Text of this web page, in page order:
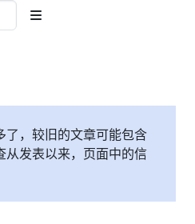
了，较旧的文章可能包含
从发表以来，页面中的信